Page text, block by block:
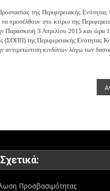
της Περιφερειακής
στο κτίριο της
Παρασκευή 3 Απριλίου 2015 και ώρα
της Περιφερειακής Ενότητας
αντιμετώπιση κινδύνων λόγω των
Σχετικά:
Προσβασιμότητας